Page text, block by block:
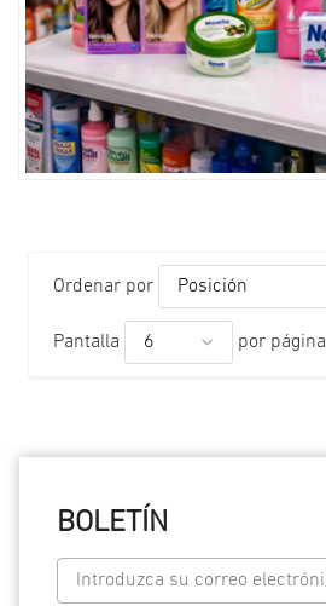
Ordenar por
Pantalla por página
BOLETÍN